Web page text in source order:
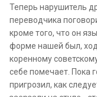
Теперь нарушитель
переводчика
кроме того, что он
форме нашей был,
коренному
себе помечает. Пока
пригрозил, как